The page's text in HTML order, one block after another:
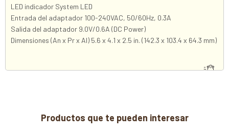
LED indicador System LED
Entrada del adaptador 100-240VAC, 50/60Hz, 0.3A
Salida del adaptador 9.0V/0.6A (DC Power)
Dimensiones (An x Pr x Al) 5.6 x 4.1 x 2.5 in. (142.3 x 103.4 x 64.3 mm)
Productos que te pueden interesar